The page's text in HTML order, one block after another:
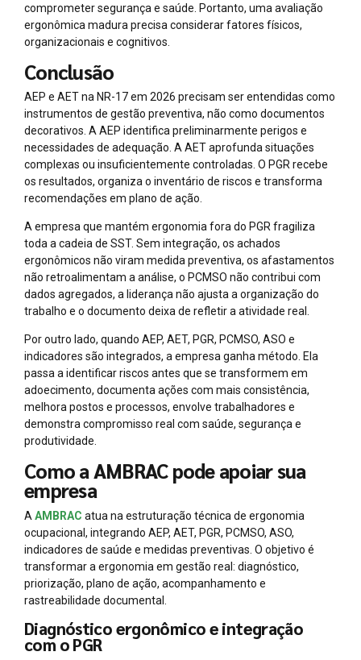
comprometer segurança e saúde. Portanto, uma avaliação
ergonômica madura precisa considerar fatores físicos,
organizacionais e cognitivos.
Conclusão
AEP e AET na NR-17 em 2026 precisam ser entendidas como
instrumentos de gestão preventiva, não como documentos
decorativos. A AEP identifica preliminarmente perigos e
necessidades de adequação. A AET aprofunda situações
complexas ou insuficientemente controladas. O PGR recebe
os resultados, organiza o inventário de riscos e transforma
recomendações em plano de ação.
A empresa que mantém ergonomia fora do PGR fragiliza
toda a cadeia de SST. Sem integração, os achados
ergonômicos não viram medida preventiva, os afastamentos
não retroalimentam a análise, o PCMSO não contribui com
dados agregados, a liderança não ajusta a organização do
trabalho e o documento deixa de refletir a atividade real.
Por outro lado, quando AEP, AET, PGR, PCMSO, ASO e
indicadores são integrados, a empresa ganha método. Ela
passa a identificar riscos antes que se transformem em
adoecimento, documenta ações com mais consistência,
melhora postos e processos, envolve trabalhadores e
demonstra compromisso real com saúde, segurança e
produtividade.
Como a AMBRAC pode apoiar sua
empresa
AAMBRAC atua na estruturação técnica de ergonomia
ocupacional, integrando AEP, AET, PGR, PCMSO, ASO,
indicadores de saúde e medidas preventivas. O objetivo é
transformar a ergonomia em gestão real: diagnóstico,
priorização, plano de ação, acompanhamento e
rastreabilidade documental.
Diagnóstico ergonômico e integração
com o PGR